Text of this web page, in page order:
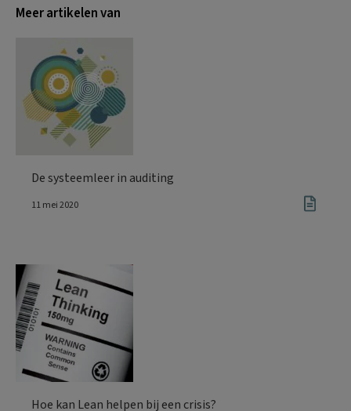
Meer artikelen van
De systeemleer in auditing
11 mei 2020
Hoe kan Lean helpen bij een crisis?